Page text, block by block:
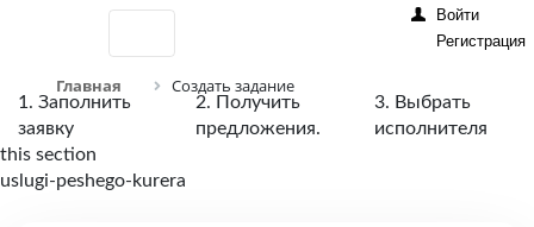
Войти
Регистрация
Главная Создать задание
1. Заполнить
заявку
2. Получить
предложения.
3. Выбрать
исполнителя
this section
uslugi-peshego-kurera